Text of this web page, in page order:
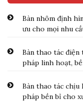
Bàn nhôm định
ưu cho mọi nhu
Bàn thao tác điện
pháp linh hoạt,
Bàn thao tác chịu
pháp bền bỉ cho